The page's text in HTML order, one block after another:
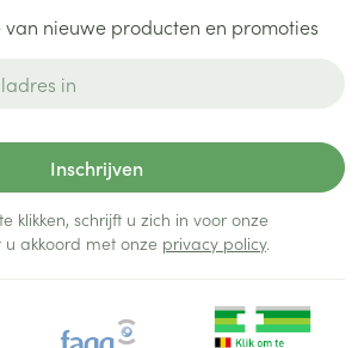
nieuwe producten en promoties
Inschrijven
klikken, schrijft u zich in voor onze
akkoord met onze privacy policy.